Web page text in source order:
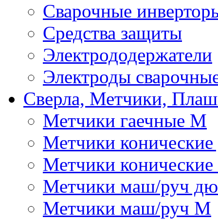
Сварочные
Средства защиты
Электрододержатели
Электроды
Сверла, Метчики,
Метчики гаечные М
Метчики
Метчики
Метчики маш/руч
Метчики маш/руч М